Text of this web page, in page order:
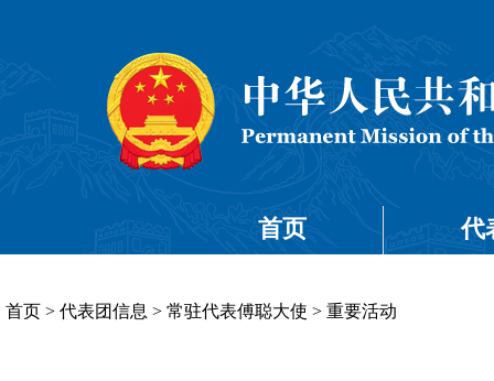
首页 代
首页 > 代表团信息 > 常驻代表傅聪大使 > 重要活动